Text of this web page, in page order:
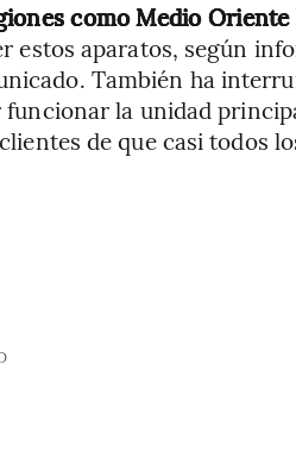
como Medio Oriente
estos aparatos, según
También ha
la unidad
de que casi todos